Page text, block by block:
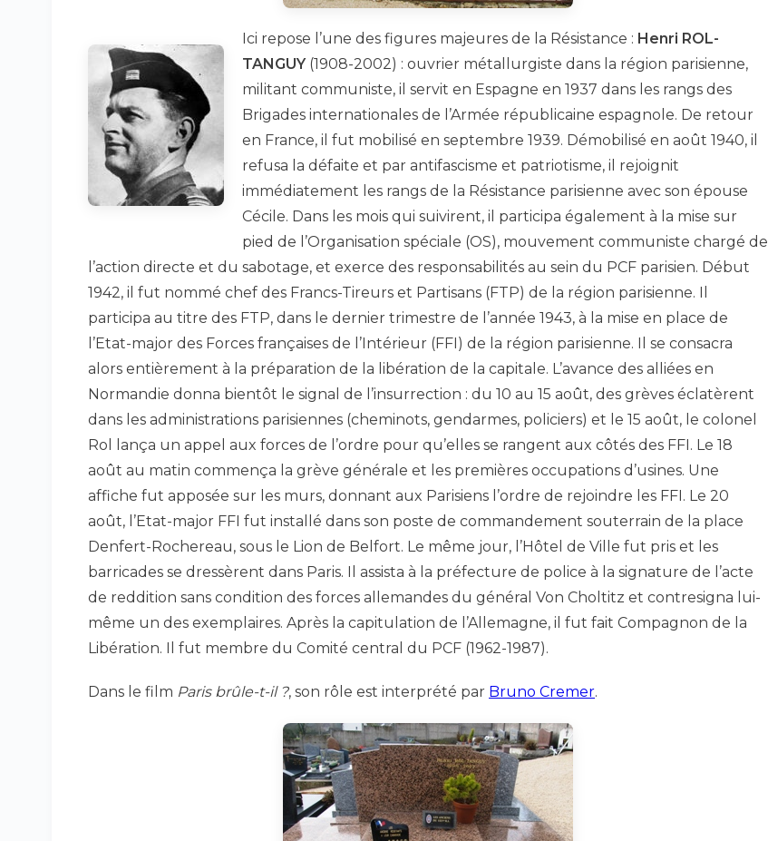
Ici repose l’une des figures majeures de la Résistance : Henri ROL-
TANGUY(1908-2002) : ouvrier métallurgiste dans la région parisienne,
militant communiste, il servit en Espagne en 1937 dans les rangs des
Brigades internationales de l’Armée républicaine espagnole. De retour
en France, il fut mobilisé en septembre 1939. Démobilisé en août 1940, il
refusa la défaite et par antifascisme et patriotisme, il rejoignit
immédiatement les rangs de la Résistance parisienne avec son épouse
Cécile. Dans les mois qui suivirent, il participa également à la mise sur
pied de l’Organisation spéciale (OS), mouvement communiste chargé de
l’action directe et du sabotage, et exerce des responsabilités au sein du PCF parisien. Début
1942, il fut nommé chef des Francs-Tireurs et Partisans (FTP) de la région parisienne. Il
participa au titre des FTP, dans le dernier trimestre de l’année 1943, à la mise en place de
l’Etat-major des Forces françaises de l’Intérieur (FFI) de la région parisienne. Il se consacra
alors entièrement à la préparation de la libération de la capitale. L’avance des alliées en
Normandie donna bientôt le signal de l’insurrection : du 10 au 15 août, des grèves éclatèrent
dans les administrations parisiennes (cheminots, gendarmes, policiers) et le 15 août, le colonel
Rol lança un appel aux forces de l’ordre pour qu’elles se rangent aux côtés des FFI. Le 18
août au matin commença la grève générale et les premières occupations d’usines. Une
affiche fut apposée sur les murs, donnant aux Parisiens l’ordre de rejoindre les FFI. Le 20
août, l’Etat-major FFI fut installé dans son poste de commandement souterrain de la place
Denfert-Rochereau, sous le Lion de Belfort. Le même jour, l’Hôtel de Ville fut pris et les
barricades se dressèrent dans Paris. Il assista à la préfecture de police à la signature de l’acte
de reddition sans condition des forces allemandes du général Von Choltitz et contresigna lui-
même un des exemplaires. Après la capitulation de l’Allemagne, il fut fait Compagnon de la
Libération. Il fut membre du Comité central du PCF (1962-1987).
Dans le film Paris brûle-t-il ?, son rôle est interprété par Bruno Cremer.